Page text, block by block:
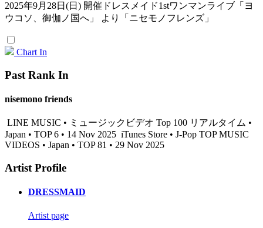
2025年9月28日(日) 開催ドレスメイド1stワンマンライブ「ヨ
ウコソ、御伽ノ国へ」 より「ニセモノフレンズ」
Chart In
Past Rank In
nisemono friends
LINE MUSIC • ミュージックビデオ Top 100 リアルタイム •
Japan • TOP 6 • 14 Nov 2025 iTunes Store • J-Pop TOP MUSIC
VIDEOS • Japan • TOP 81 • 29 Nov 2025
Artist Profile
DRESSMAID
Artist page